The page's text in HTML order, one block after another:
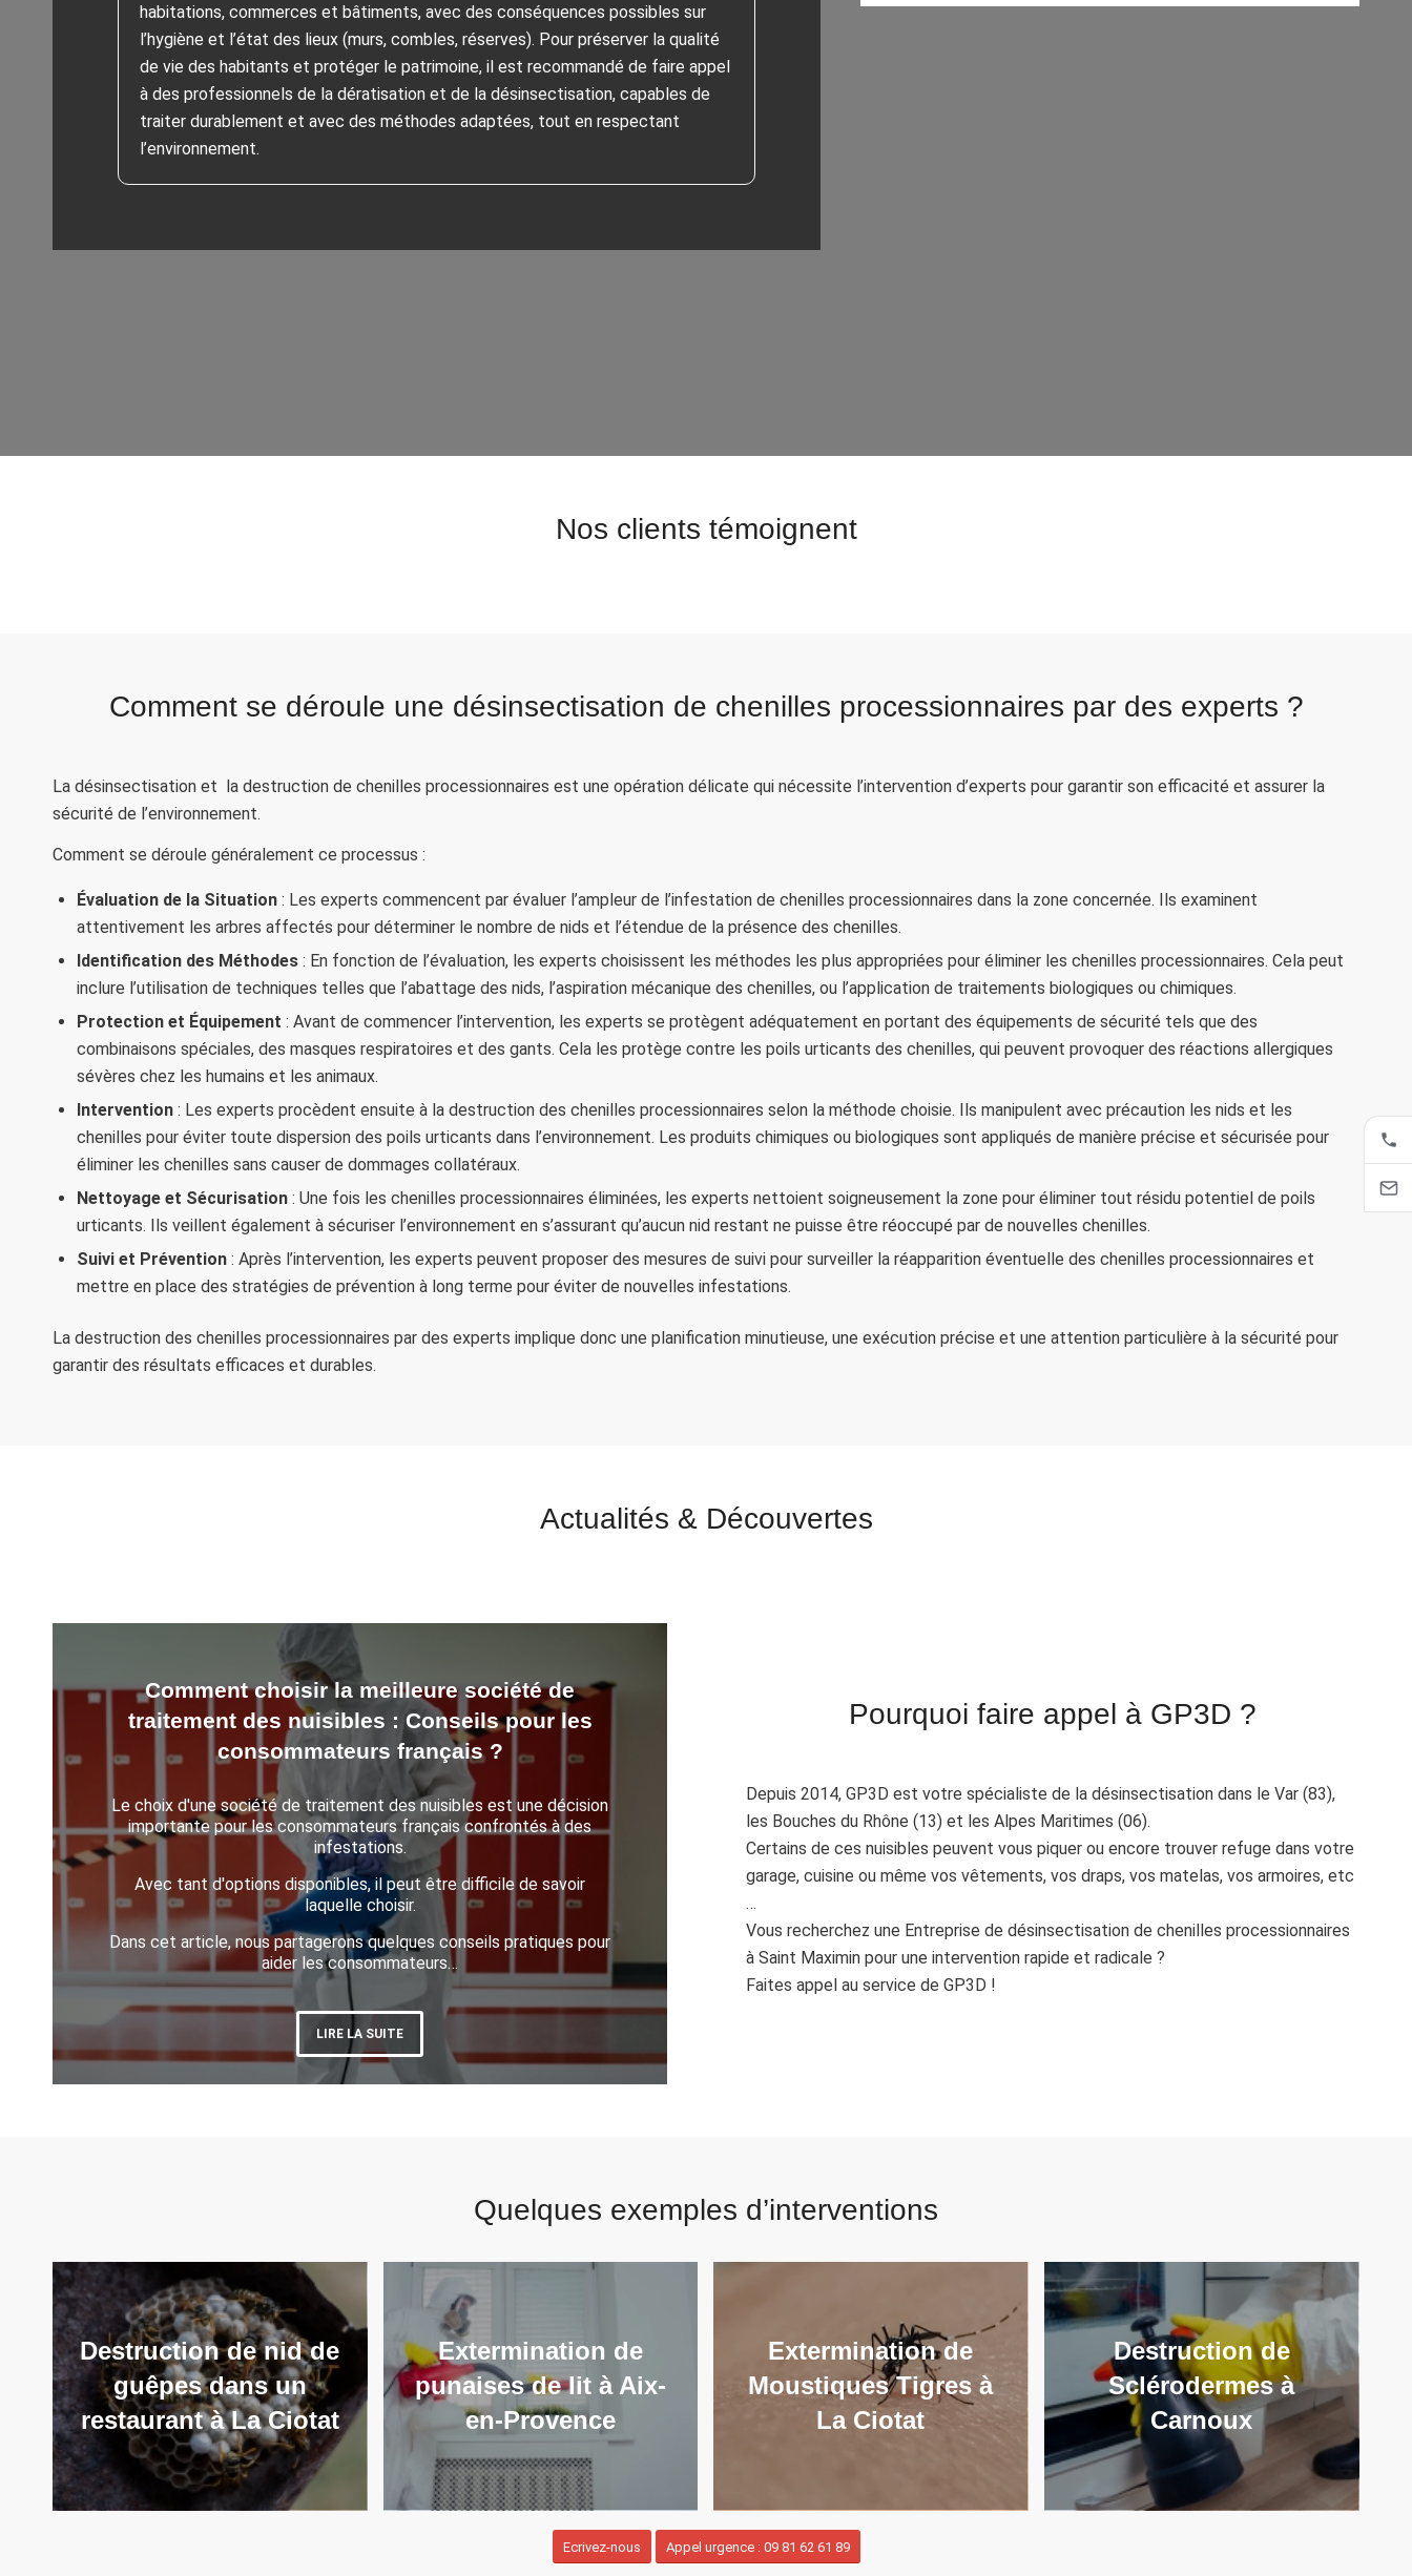
habitations, commerces et bâtiments, avec des conséquences possibles sur
l’hygiène et l’état des lieux (murs, combles, réserves). Pour préserver la qualité
de vie des habitants et protéger le patrimoine, il est recommandé de faire appel
à des professionnels de la dératisation et de la désinsectisation, capables de
traiter durablement et avec des méthodes adaptées, tout en respectant
l’environnement.
Nos clients témoignent
Comment se déroule une désinsectisation de chenilles processionnaires par des experts ?
La désinsectisation et la destruction de chenilles processionnaires est une opération délicate qui nécessite l’intervention d’experts pour garantir son efficacité et assurer la
sécurité de l’environnement.
Comment se déroule généralement ce processus :
Évaluation de la Situation : Les experts commencent par évaluer l’ampleur de l’infestation de chenilles processionnaires dans la zone concernée. Ils examinent
attentivement les arbres affectés pour déterminer le nombre de nids et l’étendue de la présence des chenilles.
Identification des Méthodes : En fonction de l’évaluation, les experts choisissent les méthodes les plus appropriées pour éliminer les chenilles processionnaires. Cela peut
inclure l’utilisation de techniques telles que l’abattage des nids, l’aspiration mécanique des chenilles, ou l’application de traitements biologiques ou chimiques.
Protection et Équipement : Avant de commencer l’intervention, les experts se protègent adéquatement en portant des équipements de sécurité tels que des
combinaisons spéciales, des masques respiratoires et des gants. Cela les protège contre les poils urticants des chenilles, qui peuvent provoquer des réactions allergiques
sévères chez les humains et les animaux.
Intervention : Les experts procèdent ensuite à la destruction des chenilles processionnaires selon la méthode choisie. Ils manipulent avec précaution les nids et les
chenilles pour éviter toute dispersion des poils urticants dans l’environnement. Les produits chimiques ou biologiques sont appliqués de manière précise et sécurisée pour
éliminer les chenilles sans causer de dommages collatéraux.
Nettoyage et Sécurisation : Une fois les chenilles processionnaires éliminées, les experts nettoient soigneusement la zone pour éliminer tout résidu potentiel de poils
urticants. Ils veillent également à sécuriser l’environnement en s’assurant qu’aucun nid restant ne puisse être réoccupé par de nouvelles chenilles.
Suivi et Prévention : Après l’intervention, les experts peuvent proposer des mesures de suivi pour surveiller la réapparition éventuelle des chenilles processionnaires et
mettre en place des stratégies de prévention à long terme pour éviter de nouvelles infestations.
La destruction des chenilles processionnaires par des experts implique donc une planification minutieuse, une exécution précise et une attention particulière à la sécurité pour
garantir des résultats efficaces et durables.
Actualités &Découvertes
Comment choisir la meilleure société de
traitement des nuisibles : Conseils pour les
consommateurs français ?
Le choix d'une société de traitement des nuisibles est une décision
importante pour les consommateurs français confrontés à des
infestations.
Avec tant d'options disponibles, il peut être difficile de savoir
laquelle choisir.
Dans cet article, nous partagerons quelques conseils pratiques pour
aider les consommateurs…
LIRE LA SUITE
Pourquoi faire appel à GP3D ?
Depuis 2014, GP3D est votre spécialiste de la désinsectisation dans le Var (83),
les Bouches du Rhône (13) et les Alpes Maritimes (06).
Certains de ces nuisibles peuvent vous piquer ou encore trouver refuge dans votre
garage, cuisine ou même vos vêtements, vos draps, vos matelas, vos armoires, etc
…
Vous recherchez une Entreprise de désinsectisation de chenilles processionnaires
à Saint Maximin pour une intervention rapide et radicale ?
Faites appel au service de GP3D !
Quelques exemples d’interventions
Destruction de nid de
guêpes dans un
restaurant à La Ciotat
Extermination de
punaises de lit à Aix-
en-Provence
Extermination de
Moustiques Tigres à
La Ciotat
Destruction de
Sclérodermes à
Carnoux
Ecrivez-nous Appel urgence : 09 81 62 61 89